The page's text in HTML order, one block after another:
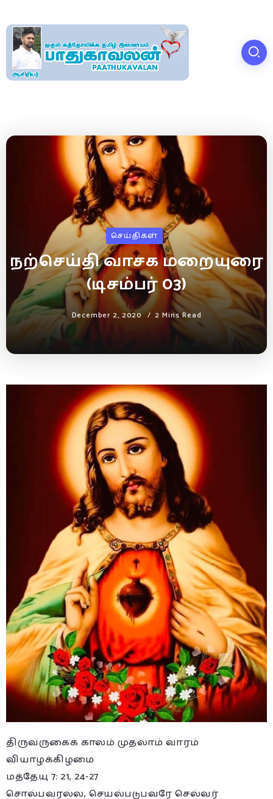
செய்திகள்
நற்செய்தி வாசக மறையுரை
(டிசம்பர் 03)
December 2, 2020 2 Mins Read
திருவருகைக் காலம் முதலாம் வாரம்
வியாழக்கிழமை
மத்தேயு 7: 21, 24-27
சொல்பவரல்ல, செயல்படுபவரே செல்வர்